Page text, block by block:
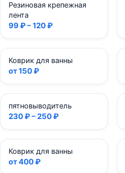
Резиновая крепежная
лента
99 ₽ – 120 ₽
Коврик для ванны
от 150 ₽
пятновыводитель
230 ₽ – 250 ₽
Коврик для ванны
от 400 ₽